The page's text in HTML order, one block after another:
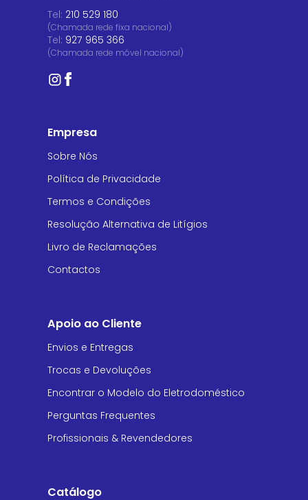
Tel: 210 529 180
(Chamada rede fixa nacional)
Tel: 927 965 366
(Chamada rede móvel nacional)
Empresa
Sobre Nós
Política de Privacidade
Termos e Condições
Resolução Alternativa de Litígios
Livro de Reclamações
Contactos
Apoio ao Cliente
Envios e Entregas
Trocas e Devoluções
Encontrar o Modelo do Eletrodoméstico
Perguntas Frequentes
Profissionais & Revendedores
Catálogo